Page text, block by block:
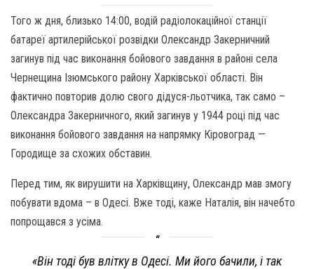
Того ж дня, близько 14:00, водій радіолокаційної станції
батареї артилерійської розвідки Олександр Закерничний
загинув під час виконання бойового завдання в районі села
Чернещина Ізюмського району Харківської області. Він
фактично повторив долю свого дідуся-льотчика, так само –
Олександра Закерничного, який загинув у 1944 році під час
виконання бойового завдання на напрямку Кіровоград —
Городище за схожих обставин.
Перед тим, як вирушити на Харківщину, Олександр мав змогу
побувати вдома – в Одесі. Вже тоді, каже Наталія, він начебто
попрощався з усіма.
«Він тоді був влітку в Одесі. Ми його бачили, і так